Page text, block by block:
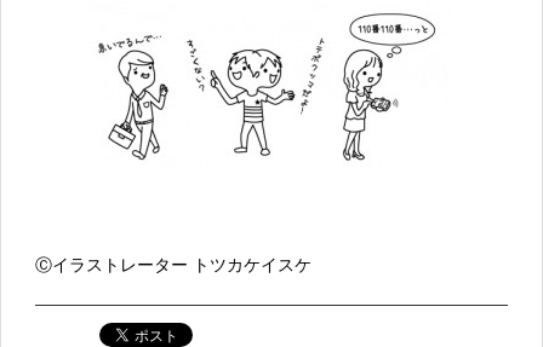
Ⓒイラストレーター トツカケイスケ